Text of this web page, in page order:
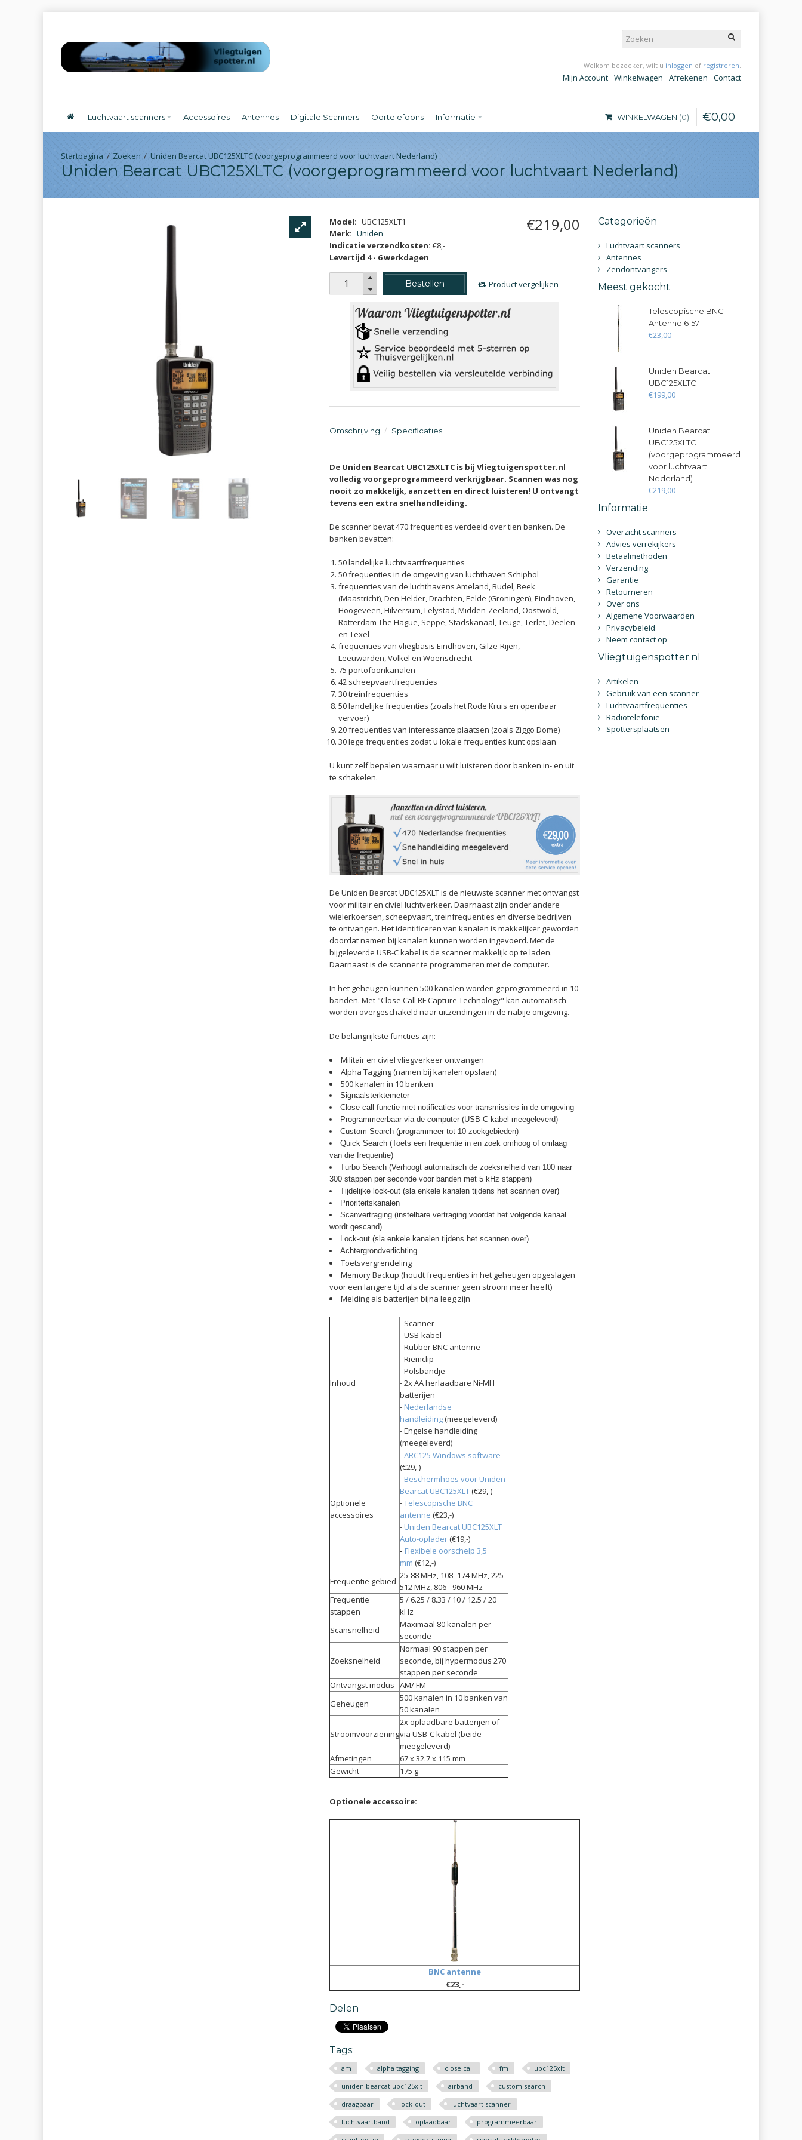
Welkom bezoeker, wilt u inloggen of registreren.
Mijn Account Winkelwagen Afrekenen Contact
Luchtvaart scanners Accessoires Antennes Digitale Scanners Oortelefoons Informatie WINKELWAGEN 0 €0,00
Zoeken Uniden Bearcat UBC125XLTC (voorgeprogrammeerd voor luchtvaart Nederland)
Uniden Bearcat UBC125XLTC (voorgeprogrammeerd voor luchtvaart Nederland)
Model: UBC125XLT1
Merk: Uniden
Indicatie verzendkosten: €8,-
Levertijd 4 - 6 werkdagen
€219,00
Bestellen Product vergelijken
Omschrijving Specificaties
De Uniden Bearcat UBC125XLTC is bij Vliegtuigenspotter.nl
volledig voorgeprogrammeerd verkrijgbaar. Scannen was nog
nooit zo makkelijk, aanzetten en direct luisteren! U ontvangt
tevens een extra snelhandleiding.
De scanner bevat 470 frequenties verdeeld over tien banken. De
banken bevatten:
50 landelijke luchtvaartfrequenties
50 frequenties in de omgeving van luchthaven Schiphol
frequenties van de luchthavens Ameland, Budel, Beek
(Maastricht), Den Helder, Drachten, Eelde (Groningen), Eindhoven,
Hoogeveen, Hilversum, Lelystad, Midden-Zeeland, Oostwold,
Rotterdam The Hague, Seppe, Stadskanaal, Teuge, Terlet, Deelen
en Texel
frequenties van vliegbasis Eindhoven, Gilze-Rijen,
Leeuwarden, Volkel en Woensdrecht
75 portofoonkanalen
42 scheepvaartfrequenties
30 treinfrequenties
50 landelijke frequenties (zoals het Rode Kruis en openbaar
vervoer)
20 frequenties van interessante plaatsen (zoals Ziggo Dome)
30 lege frequenties zodat u lokale frequenties kunt opslaan
U kunt zelf bepalen waarnaar u wilt luisteren door banken in- en uit
te schakelen.
De Uniden Bearcat UBC125XLT is de nieuwste scanner met ontvangst
voor militair en civiel luchtverkeer. Daarnaast zijn onder andere
wielerkoersen, scheepvaart,treinfrequenties en diverse bedrijven
te ontvangen. Het identificeren van kanalen is makkelijker geworden
doordat namen bij kanalen kunnen worden ingevoerd. Met de
bijgeleverde USB-C kabel is de scanner makkelijk op te laden.
Daarnaast is de scanner te programmeren met de computer.
In het geheugen kunnen 500 kanalen worden geprogrammeerd in 10
banden. Met "Close Call RF Capture Technology" kan automatisch
worden overgeschakeld naar uitzendingen in de nabije omgeving.
De belangrijkste functies zijn:
Militair en civiel vliegverkeer ontvangen
Alpha Tagging (namen bij kanalen opslaan)
500 kanalen in 10 banken
Signaalsterktemeter
Close call functie met notificaties voor transmissies in de omgeving
Programmeerbaar via de computer (USB-C kabel meegeleverd)
Custom Search (programmeer tot 10 zoekgebieden)
Quick Search (Toets een frequentie in en zoek omhoog of omlaag
van die frequentie)
Turbo Search (Verhoogt automatisch de zoeksnelheid van 100 naar
300 stappen per seconde voor banden met 5 kHz stappen)
Tijdelijke lock-out (sla enkele kanalen tijdens het scannen over)
Prioriteitskanalen
Scanvertraging (instelbare vertraging voordat het volgende kanaal
wordt gescand)
Lock-out (sla enkele kanalen tijdens het scannen over)
Achtergrondverlichting
Toetsvergrendeling
Memory Backup (houdt frequenties in het geheugen opgeslagen
voor een langere tijd als de scanner geen stroom meer heeft)
Melding als batterijen bijna leeg zijn
Inhoud
- Scanner
- USB-kabel
- Rubber BNC antenne
- Riemclip
- Polsbandje
- 2x AA herlaadbare Ni-MH
batterijen
- Nederlandse
handleiding(meegeleverd)
- Engelse handleiding
(meegeleverd)
Optionele
accessoires
-ARC125 Windows software
(€29,-)
- Beschermhoes voor Uniden
Bearcat UBC125XLT(€29,-)
-Telescopische BNC
antenne (€23,-)
- Uniden Bearcat UBC125XLT
Auto-oplader(€19,-)
- Flexibele oorschelp 3,5
mm (€12,-)
Frequentie gebied
25-88 MHz, 108 -174 MHz, 225 -
512 MHz, 806 - 960 MHz
Frequentie
stappen
5 / 6.25 / 8.33 / 10 / 12.5 / 20
kHz
Scansnelheid
Maximaal 80 kanalen per
seconde
Zoeksnelheid
Normaal 90 stappen per
seconde, bij hypermodus 270
stappen per seconde
Ontvangst modus AM/ FM
Geheugen
500 kanalen in 10 banken van
50 kanalen
Stroomvoorziening
2x oplaadbare batterijen of
via USB-C kabel (beide
meegeleverd)
Afmetingen
67 x 32.7 x 115 mm
Gewicht
175 g
Optionele accessoire:
BNC antenne
€23,-
Delen
Tags:
am alpha tagging close call fm
ubc125xlt
uniden bearcat ubc125xlt
airband
custom search
draagbaar
lock-out
luchtvaart scanner
luchtvaartband
oplaadbaar
programmeerbaar
Categorieën
Luchtvaart scanners
Antennes
Zendontvangers
Meest gekocht
Telescopische BNC
Antenne 6157
€23,00
Uniden Bearcat
UBC125XLTC
€199,00
Uniden Bearcat
UBC125XLTC
(voorgeprogrammeerd
voor luchtvaart
Nederland)
€219,00
Informatie
Overzicht scanners
Advies verrekijkers
Betaalmethoden
Verzending
Garantie
Retourneren
Over ons
Algemene Voorwaarden
Privacybeleid
Neem contact op
Vliegtuigenspotter.nl
Artikelen
Gebruik van een scanner
Luchtvaartfrequenties
Radiotelefonie
Spottersplaatsen